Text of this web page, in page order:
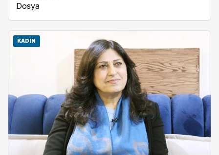
Dosya
KADIN